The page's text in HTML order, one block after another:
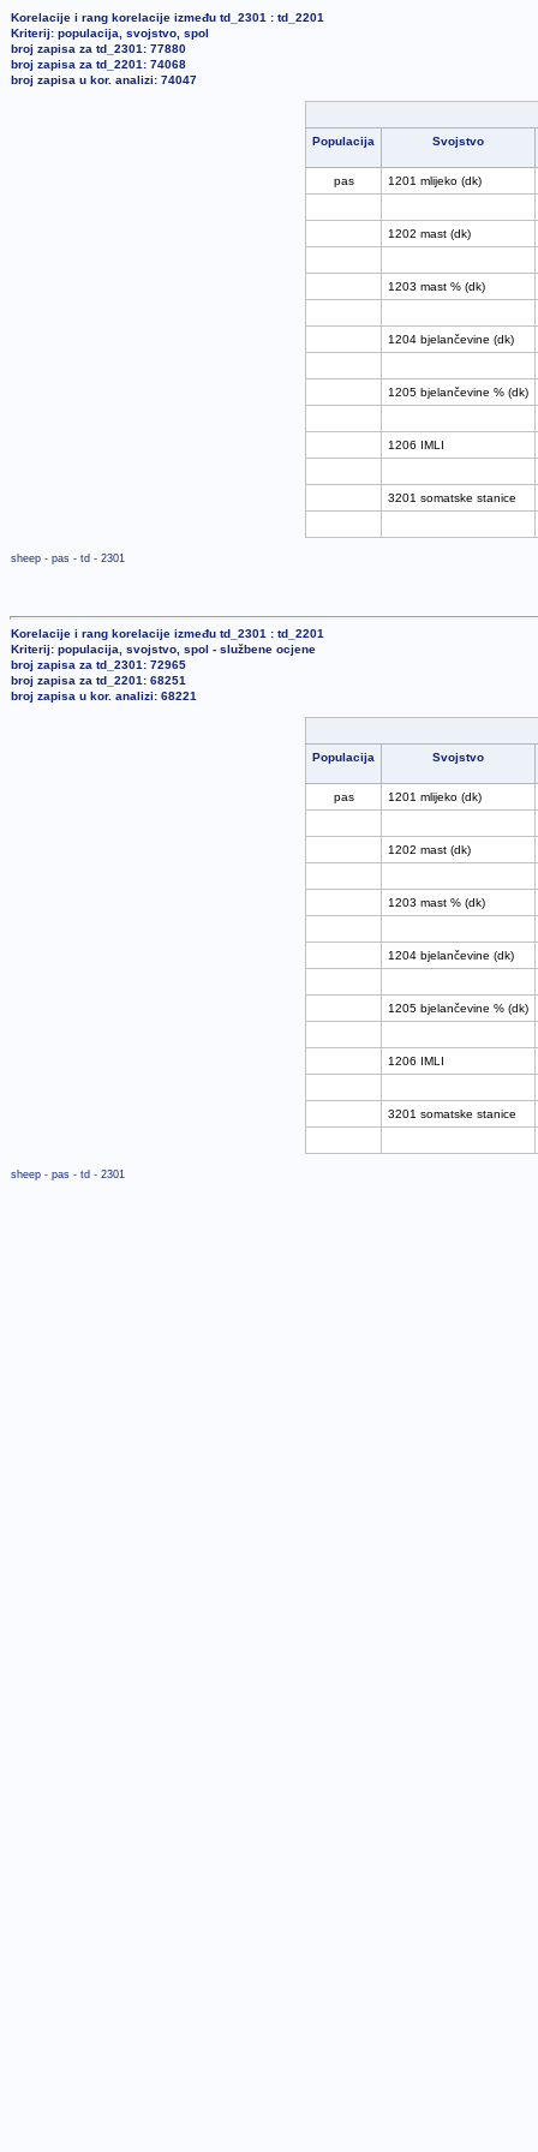
Korelacije i rang korelacije između td_2301 : td_2201
Kriterij: populacija, svojstvo, spol
broj zapisa za td_2301: 77880
broj zapisa za td_2201: 74068
broj zapisa u kor. analizi: 74047
Populacija Svojstvo
pas 1201 mlijeko (dk)
1202 mast (dk)
1203 mast % (dk)
1204 bjelančevine (dk)
1205 bjelančevine % (dk)
1206 IMLI
3201 somatske stanice
sheep - pas - td - 2301
Korelacije i rang korelacije između td_2301 : td_2201
Kriterij: populacija, svojstvo, spol - službene ocjene
broj zapisa za td_2301: 72965
broj zapisa za td_2201: 68251
broj zapisa u kor. analizi: 68221
Populacija Svojstvo
pas 1201 mlijeko (dk)
1202 mast (dk)
1203 mast % (dk)
1204 bjelančevine (dk)
1205 bjelančevine % (dk)
1206 IMLI
3201 somatske stanice
sheep - pas - td - 2301